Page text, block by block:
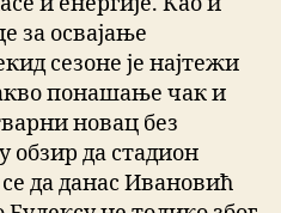
за освајање
сезоне је најтежи
понашање чак и
новац без
обзир да стадион
да данас Ивановић